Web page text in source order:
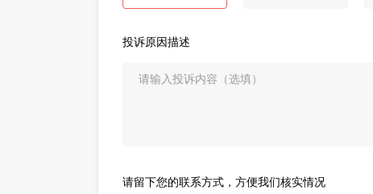
投诉原因描述
请留下您的联系方式，方便我们核实情况